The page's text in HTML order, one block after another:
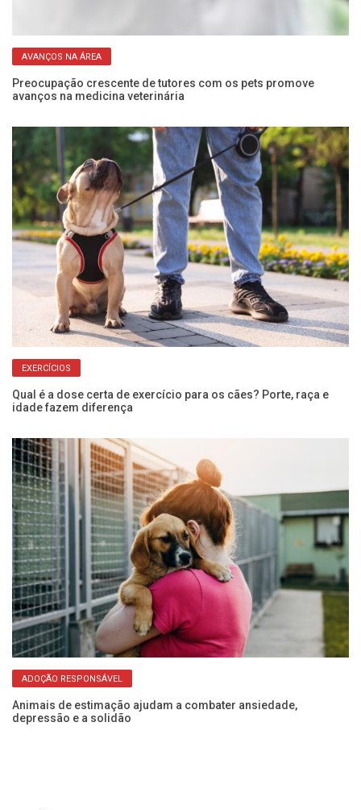
AVANÇOS NA ÁREA
Preocupação crescente de tutores com os pets promove
avanços na medicina veterinária
EXERCÍCIOS
Qual é a dose certa de exercício para os cães? Porte, raça e
idade fazem diferença
ADOÇÃO RESPONSÁVEL
Animais de estimação ajudam a combater ansiedade,
depressão e a solidão